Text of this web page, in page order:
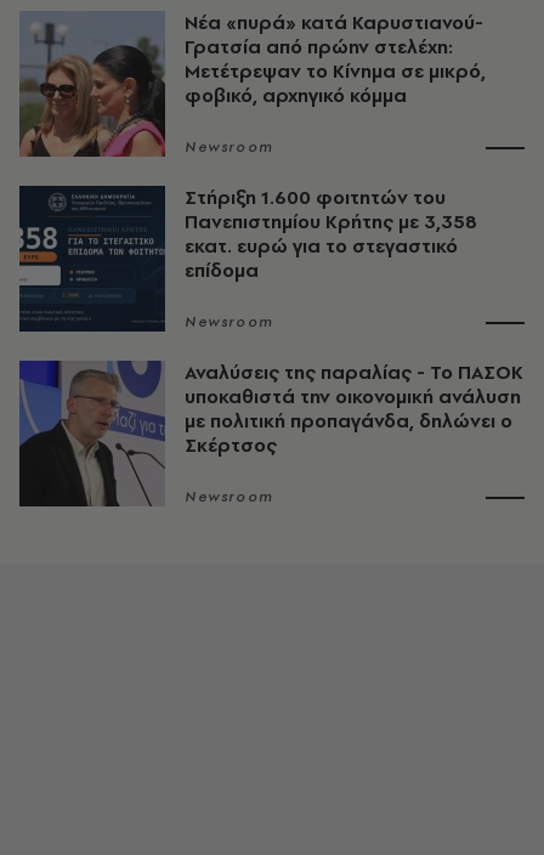
Νέα «πυρά» κατά Καρυστιανού-
Γρατσία από πρώην στελέχη:
Μετέτρεψαν το Κίνημα σε μικρό,
φοβικό, αρχηγικό κόμμα
Newsroom
Στήριξη 1.600 φοιτητών του
Πανεπιστημίου Κρήτης με 3,358
εκατ. ευρώ για το στεγαστικό
επίδομα
Newsroom
Αναλύσεις της παραλίας - Το ΠΑΣΟΚ
υποκαθιστά την οικονομική ανάλυση
με πολιτική προπαγάνδα, δηλώνει ο
Σκέρτσος
Newsroom